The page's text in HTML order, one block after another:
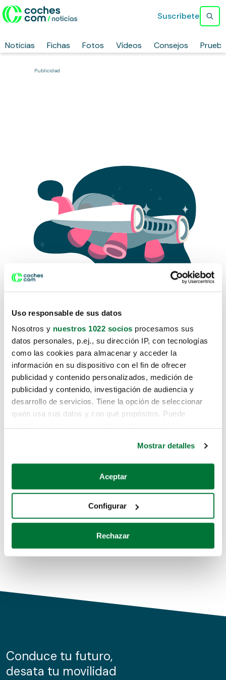
Uso responsable de sus datos
Nosotros y nuestros 1022 socios procesamos sus
datos personales, p.ej., su dirección IP, con tecnologías
como las cookies para almacenar y acceder la
información en su dispositivo con el fin de ofrecer
publicidad y contenido personalizados, medición de
publicidad y contenido, investigación de audiencia y
desarrollo de servicios. Tiene la opción de seleccionar
quién usa sus datos y con qué propósitos. Puede
Si lo permite, también quisiéramos:
Recopilar información sobre su ubicación geográfica
Identificar su dispositivo analizándolo activamente
para buscar características específicas (huellas
Obtenga más información sobre cómo se procesan sus
de cookies.
información sobre el uso que haga del sitio web con
nuestros partners de redes sociales, publicidad y análisis
Mostrar detalles
Aceptar
Configurar
Rechazar
Noticias Fichas Fotos Vídeos Consejos
Suscríbete
Publicidad
Lo sentimos, no sabemos como
te hemos traido hasta aquí.
Pero puedes encontrar el coche que estás
buscando en alguno de estos enlaces:
Coches de segunda mano
Coches de km0
Conduce tu futuro,
desata tu movilidad